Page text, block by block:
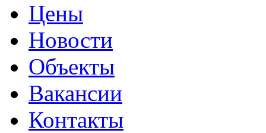
Цены
Новости
Объекты
Вакансии
Контакты